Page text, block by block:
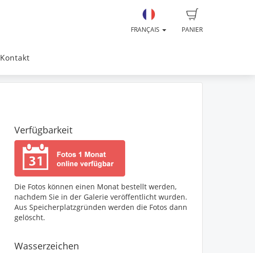
PANIER
FRANÇAIS
Kontakt
Verfügbarkeit
Die Fotos können einen Monat bestellt werden,
nachdem Sie in der Galerie veröffentlicht wurden.
Aus Speicherplatzgründen werden die Fotos dann
gelöscht.
Wasserzeichen